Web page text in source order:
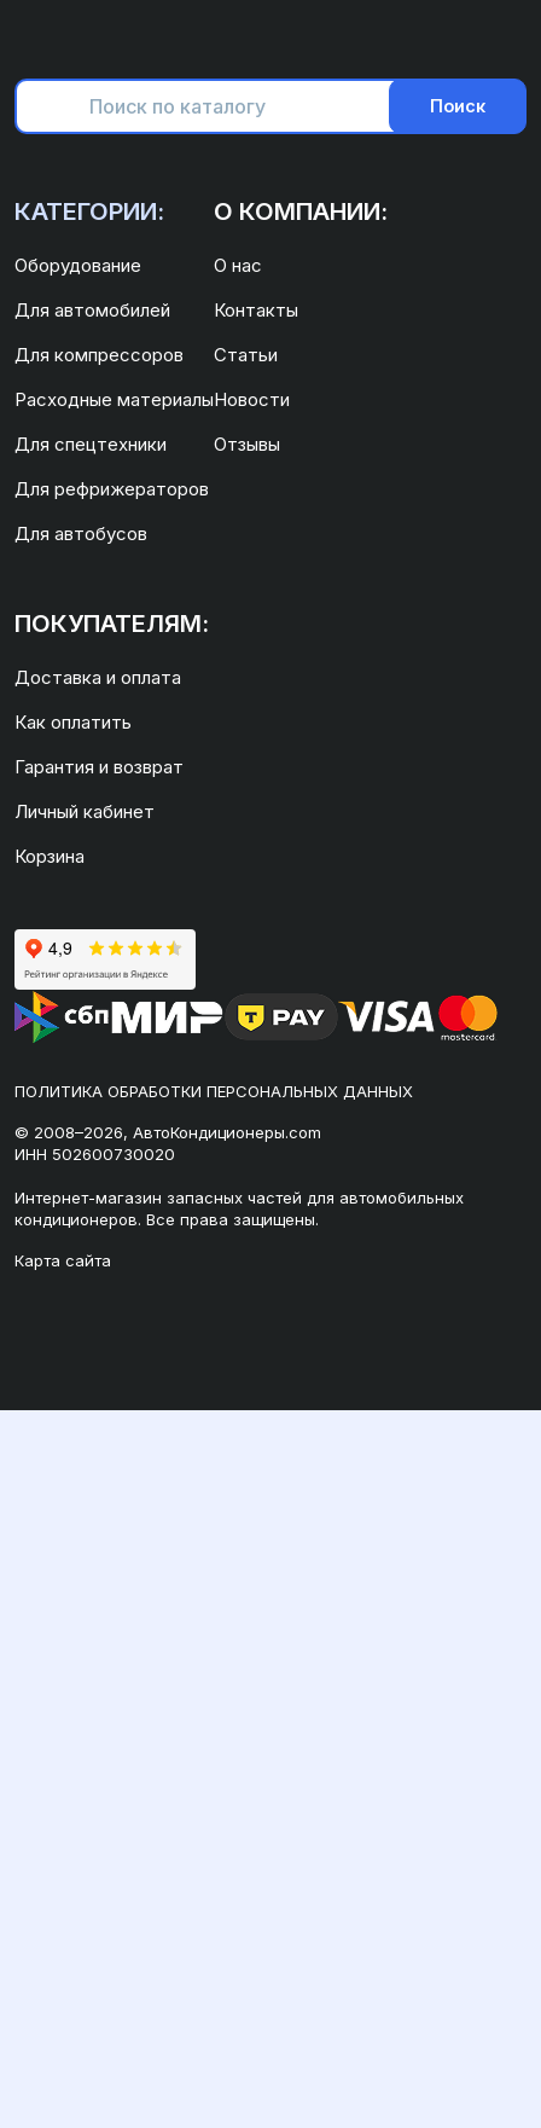
Поиск
КАТЕГОРИИ:
Оборудование
Для автомобилей
Для компрессоров
Расходные материалы
Для спецтехники
Для рефрижераторов
Для автобусов
О КОМПАНИИ:
О нас
Контакты
Статьи
Новости
Отзывы
ПОКУПАТЕЛЯМ:
Доставка и оплата
Как оплатить
Гарантия и возврат
Личный кабинет
Корзина
ПОЛИТИКА ОБРАБОТКИ ПЕРСОНАЛЬНЫХ ДАННЫХ
© 2008–2026, АвтоКондиционеры.com
ИНН 502600730020
Интернет-магазин запасных частей для автомобильных
кондиционеров. Все права защищены.
Карта сайта